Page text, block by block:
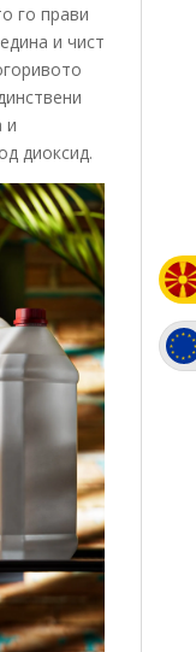
го прави
и чист
и
диоксид.